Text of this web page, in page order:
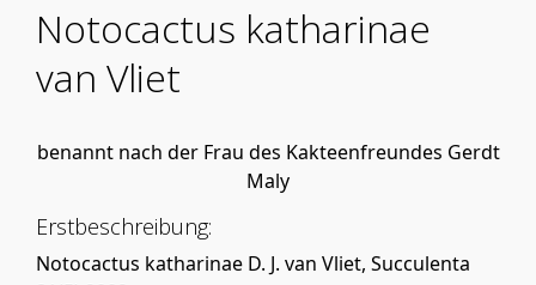
Notocactus katharinae
van Vliet
benannt nach der Frau des Kakteenfreundes Gerdt
Maly
Erstbeschreibung:
Notocactus katharinae D. J. van Vliet, Succulenta